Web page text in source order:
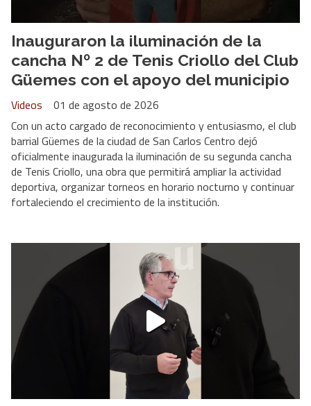
Inauguraron la iluminación de la
cancha Nº 2 de Tenis Criollo del Club
Güemes con el apoyo del municipio
Videos
01 de agosto de 2026
Con un acto cargado de reconocimiento y entusiasmo, el club
barrial Güemes de la ciudad de San Carlos Centro dejó
oficialmente inaugurada la iluminación de su segunda cancha
de Tenis Criollo, una obra que permitirá ampliar la actividad
deportiva, organizar torneos en horario nocturno y continuar
fortaleciendo el crecimiento de la institución.